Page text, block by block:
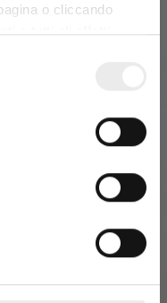
o cliccando
a tutti gli effetti
IS